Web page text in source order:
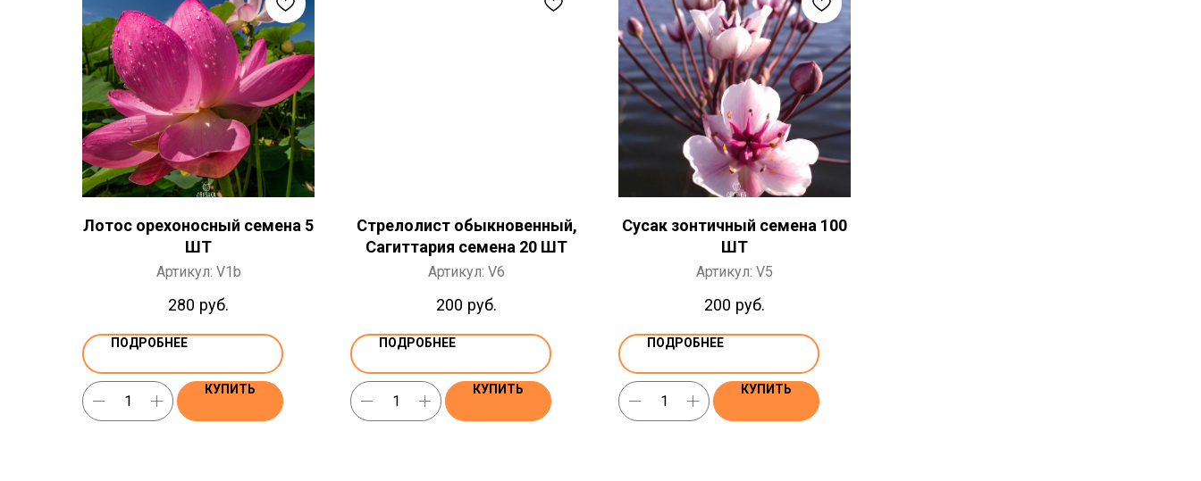
Лотос орехоносный семена 5
ШТ
Артикул: V1b
280 руб.
ПОДРОБНЕЕ
КУПИТЬ
Стрелолист обыкновенный,
Сагиттария семена 20 ШТ
Артикул: V6
200 руб.
ПОДРОБНЕЕ
КУПИТЬ
Сусак зонтичный семена 100
ШТ
Артикул: V5
200 руб.
ПОДРОБНЕЕ
КУПИТЬ